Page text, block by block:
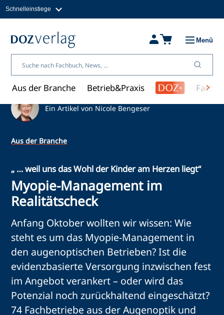
Inhalt
Schnelleinstiege
Fachbücher & Shop
Über uns
Menü
Aus der Branche Betrieb&Praxis
Ein Artikel von Nicole Bengeser
Aus der Branche
„ … weil uns das Wohl der Kinder am Herzen liegt“
Myopie-Management im
Realitätscheck
Anfang Oktober wollten wir wissen: Wie
steht es um das Myopie-Management in
den augenoptischen Betrieben? Ist die
evidenzbasierte Versorgung inzwischen fest
im Angebot verankert – oder wird das
Potenzial noch zurückhaltend eingeschätzt?
74 Fachbetriebe aus der Augenoptik und